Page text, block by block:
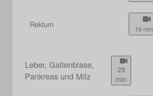
Rektum 19 min
Leber, Gallenblase,
Pankreas und Milz
29
min